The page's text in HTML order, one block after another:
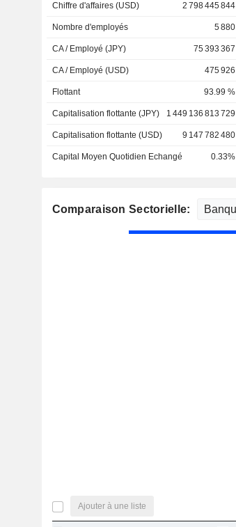
Chiffre d'affaires (USD) 2 798 445 844
Nombre d'employés 5 880
CA / Employé (JPY) 75 393 367
CA / Employé (USD) 475 926
Flottant 93.99 %
Capitalisation flottante (JPY) 1 449 136 813 729
Capitalisation flottante (USD) 9 147 782 480
Capital Moyen Quotidien Echangé 0.33%
Comparaison Sectorielle:
Ajouter à une liste